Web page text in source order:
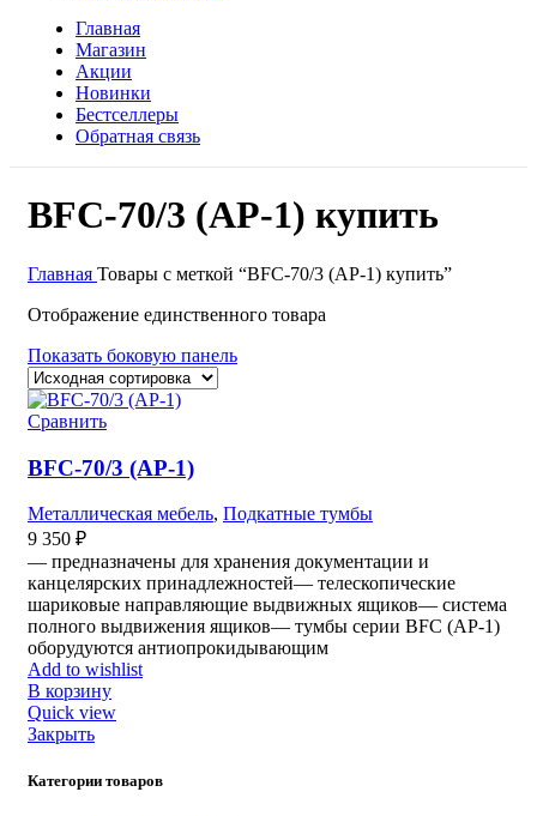
Главная
Магазин
Акции
Новинки
Бестселлеры
Обратная связь
BFC-70/3 (АР-1) купить
Закрыть
Категории товаров
Главная Товары с меткой “BFC-70/3 (АР-1) купить”
Отображение единственного товара
Показать боковую панель
Сравнить
BFC-70/3 (АР-1)
Металлическая мебель, Подкатные тумбы
9 350 ₽
— предназначены для хранения документации и
канцелярских принадлежностей— телескопические
шариковые направляющие выдвижных ящиков— система
полного выдвижения ящиков— тумбы серии BFC (АР-1)
оборудуются антиопрокидывающим
Add to wishlist
В корзину
Quick view